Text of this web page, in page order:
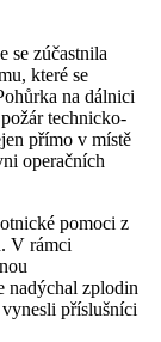
se zúčastnila
které se
na dálnici
technicko-
přímo v místě
operačních
pomoci z
V rámci
nadýchal zplodin
příslušníci